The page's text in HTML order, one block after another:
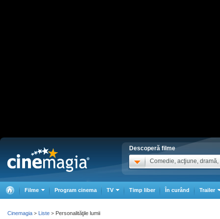
Descoperă filme
Comedie, acţiune, dramă,
Filme Program cinema TV Timp liber În curând Trailer
Cinemagia > Liste > Personalităţile lumii